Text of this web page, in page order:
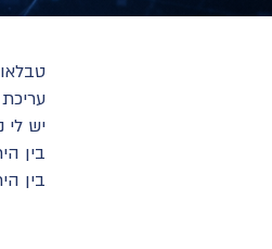
יש לי
בין
בין